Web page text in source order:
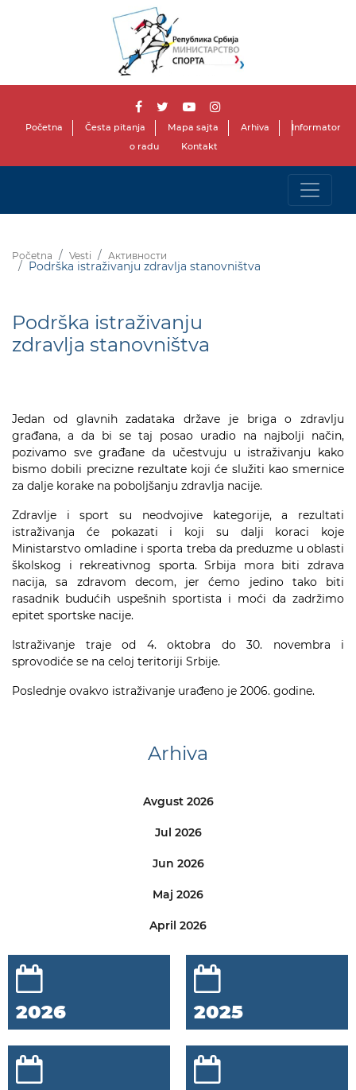
Početna Česta pitanja Mapa sajta Arhiva
Informator
o radu
Kontakt
Početna Vesti Активности
Podrška istraživanju zdravlja stanovništva
Podrška istraživanju
zdravlja stanovništva
Jedan od glavnih zadataka države je briga o zdravlju
građana, a da bi se taj posao uradio na najbolji način,
pozivamo sve građane da učestvuju u istraživanju kako
bismo dobili precizne rezultate koji će služiti kao smernice
za dalje korake na poboljšanju zdravlja nacije.
Zdravlje i sport su neodvojive kategorije, a rezultati
istraživanja će pokazati i koji su dalji koraci koje
Ministarstvo omladine i sporta treba da preduzme u oblasti
školskog i rekreativnog sporta. Srbija mora biti zdrava
nacija, sa zdravom decom, jer ćemo jedino tako biti
rasadnik budućih uspešnih sportista i moći da zadržimo
epitet sportske nacije.
Istraživanje traje od 4. oktobra do 30. novembra i
sprovodiće se na celoj teritoriji Srbije.
Poslednje ovakvo istraživanje urađeno je 2006. godine.
Arhiva
Avgust 2026
Jul 2026
Jun 2026
Maj 2026
April 2026
2026 2025